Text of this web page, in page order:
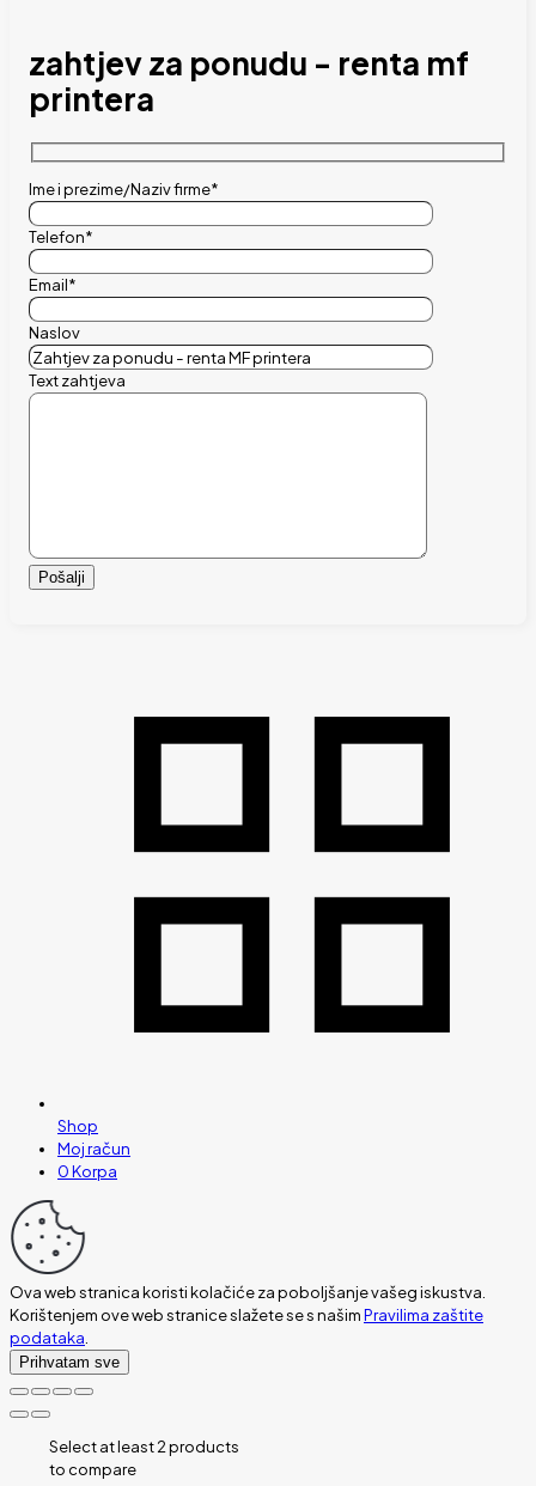
zahtjev za ponudu - renta mf
printera
Ime i prezime/Naziv firme*
Telefon*
Email*
Naslov
Text zahtjeva
Shop
Moj račun
0Korpa
Ova web stranica koristi kolačiće za poboljšanje vašeg iskustva.
Korištenjem ove web stranice slažete se s našimPravilima zaštite
podataka.
Prihvatam sve
Select at least 2 products
to compare